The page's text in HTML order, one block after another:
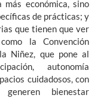
más económica, sino
de prácticas; y
que tienen que ver
la Convención
Niñez, que pone al
autonomía
cuidadosos, con
bienestar